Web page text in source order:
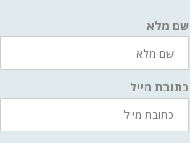
שם מלא
כתובת מייל